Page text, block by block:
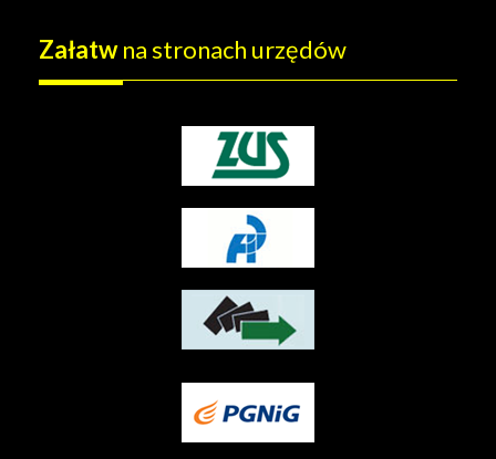
Załatwna stronach urzędów